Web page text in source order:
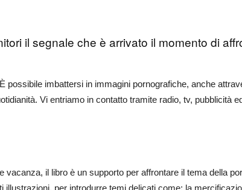
il segnale che è arrivato il momento di
imbattersi in immagini pornografiche, anche
Vi entriamo in contatto tramite radio, tv, pubblicità
il libro è un supporto per affrontare il tema della
per introdurre temi delicati come: la